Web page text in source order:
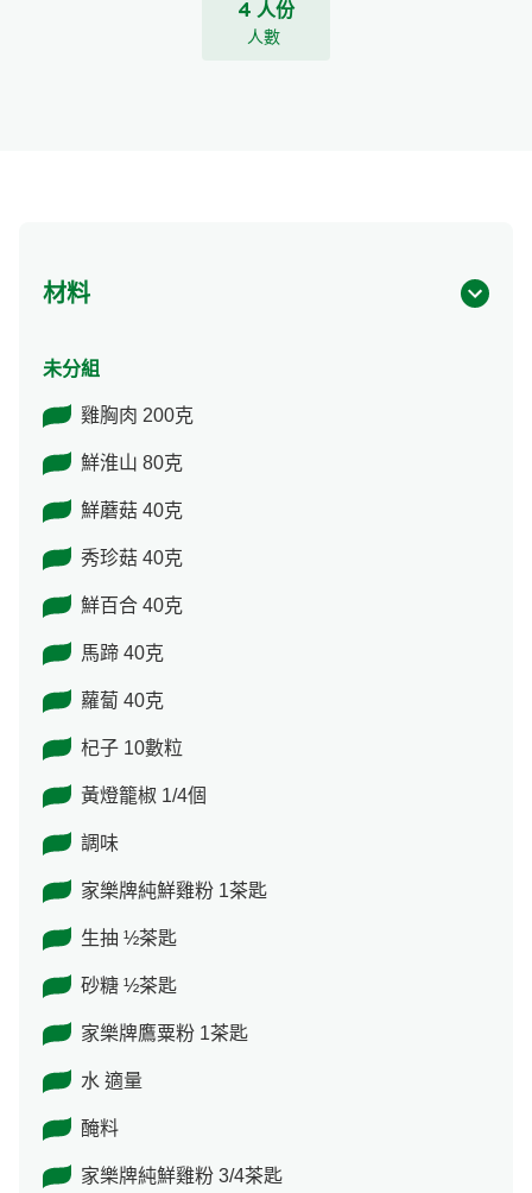
4 人份
人數
材料
未分組
雞胸肉 200克
鮮淮山 80克
鮮蘑菇 40克
秀珍菇 40克
鮮百合 40克
馬蹄 40克
蘿蔔 40克
杞子 10數粒
黃燈籠椒 1/4個
調味
家樂牌純鮮雞粉 1茶匙
生抽 ½茶匙
砂糖 ½茶匙
家樂牌鷹粟粉 1茶匙
水 適量
醃料
家樂牌純鮮雞粉 3/4茶匙